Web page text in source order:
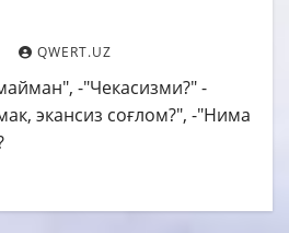
QWERT.UZ
-"Чекасизми?" -
экансиз соғлом?", -"Нима